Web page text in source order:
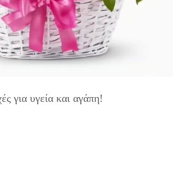
για υγεία και αγάπη!